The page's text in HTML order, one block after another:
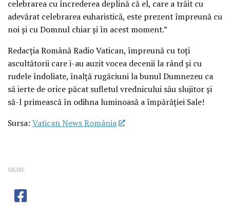
celebrarea cu încrederea deplină că el, care a trăit cu
adevărat celebrarea euharistică, este prezent împreună cu
noi și cu Domnul chiar și în acest moment.”
Redacția Română Radio Vatican, împreună cu toți
ascultătorii care i-au auzit vocea decenii la rând și cu
rudele îndoliate, înalță rugăciuni la bunul Dumnezeu ca
să ierte de orice păcat sufletul vrednicului său slujitor și
să-l primească în odihna luminoasă a împărăției Sale!
Sursa: Vatican News România
SHARE